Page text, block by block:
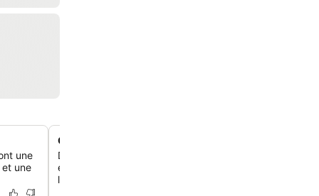
une
une
Cuisine variée et abondante
Découvre une offre culinaire diversifiée axée sur des
et locaux, avec des options pour les végétariens, les
les cœliaques.